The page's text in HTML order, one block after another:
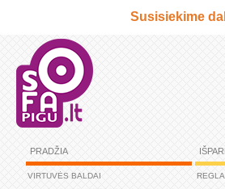
Susisiekime
PRADŽIA
VIRTUVĖS BALDAI